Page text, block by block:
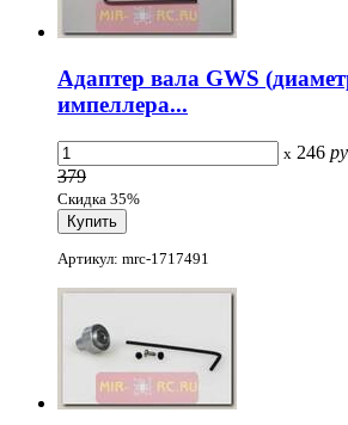
Адаптер вала GWS
импеллера...
x 246
379
Скидка 35%
Артикул: mrc-1717491